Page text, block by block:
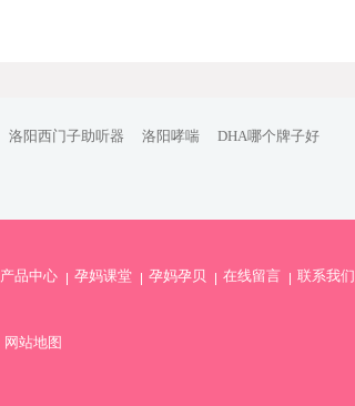
洛阳西门子助听器 洛阳哮喘 DHA哪个牌子好
产品中心 孕妈课堂 孕妈孕贝 在线留言
联系我们
网站地图